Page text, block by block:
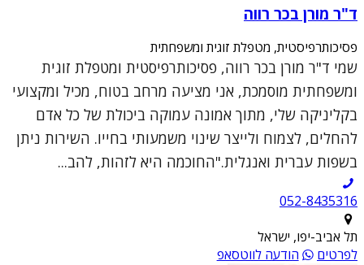
ד"ר מורן בכר רווה
פסיכותרפיסטית, מטפלת זוגית ומשפחתית
שמי ד"ר מורן בכר רווה, פסיכותרפיסטית ומטפלת זוגית
ומשפחתית מוסמכת, אני מציעה מרחב בטוח, מכיל ומקצועי
בקליניקה שלי, מתוך אמונה עמוקה ביכולת של כל אדם
להחלים, לצמוח ולייצר שינוי משמעותי בחייו. השירות ניתן
בשפות עברית ואנגלית."החוכמה היא לזהות, להב...
052-8435316
תל אביב-יפו, ישראל
לפרטים
הודעה לווטסאפ